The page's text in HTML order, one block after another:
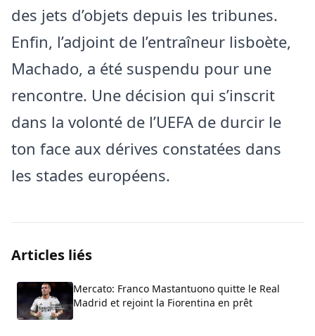
des jets d’objets depuis les tribunes.
Enfin, l’adjoint de l’entraîneur lisboète,
Machado, a été suspendu pour une
rencontre. Une décision qui s’inscrit
dans la volonté de l’UEFA de durcir le
ton face aux dérives constatées dans
les stades européens.
Articles liés
Mercato: Franco Mastantuono quitte le Real
Madrid et rejoint la Fiorentina en prêt